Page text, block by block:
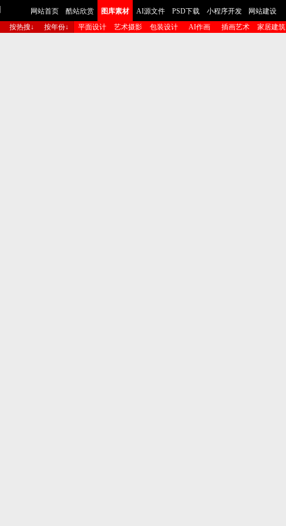
网站首页 酷站欣赏 图库素材 AI源文件 PSD下载 小程序开发
网站建设
按热搜↓ 按年份↓ 平面设计 艺术摄影 包装设计 AI作画 插画艺术 家居建筑